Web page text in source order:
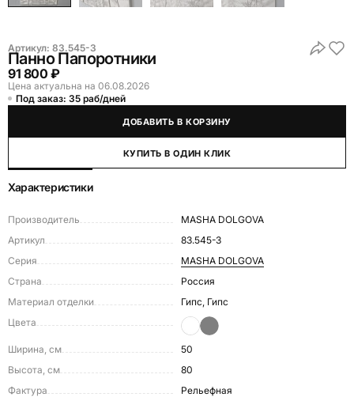
Артикул: 83.545-3
Панно Папоротники
91 800 ₽
Цена актуальна на 06.08.2026
Под заказ: 35 раб/дней
ДОБАВИТЬ В КОРЗИНУ
КУПИТЬ В ОДИН КЛИК
Характеристики
Производитель
MASHA DOLGOVA
Артикул
83.545-3
Серия
MASHA DOLGOVA
Страна
Россия
Материал отделки
Гипс, Гипс
Цвета
Ширина, см
50
Высота, см
80
Фактура
Рельефная